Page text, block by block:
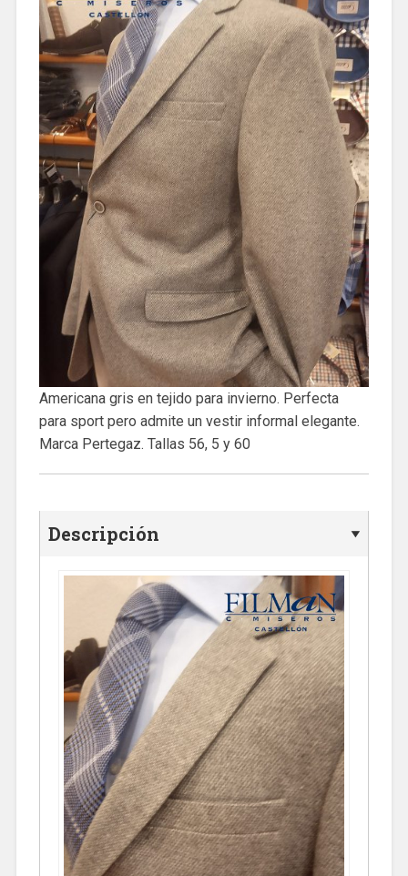
Americana gris en tejido para invierno. Perfecta
para sport pero admite un vestir informal elegante.
Marca Pertegaz. Tallas 56, 5 y 60
Descripción